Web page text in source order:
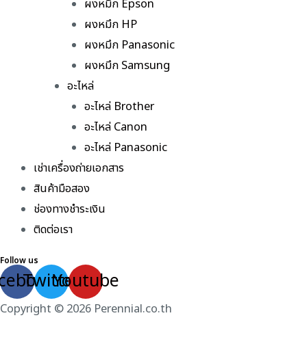
ผงหมึก Epson
ผงหมึก HP
ผงหมึก Panasonic
ผงหมึก Samsung
อะไหล่
อะไหล่ Brother
อะไหล่ Canon
อะไหล่ Panasonic
เช่าเครื่องถ่ายเอกสาร
สินค้ามือสอง
ช่องทางชำระเงิน
ติดต่อเรา
Follow us
TwitterYoutube
Copyright © 2026 Perennial.co.th